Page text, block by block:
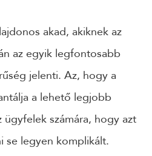
akad, akiknek az
az egyik legfontosabb
jelenti. Az, hogy a
a lehető legjobb
számára, hogy azt
se legyen komplikált.